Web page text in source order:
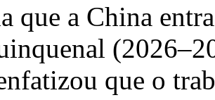
que a China
que o